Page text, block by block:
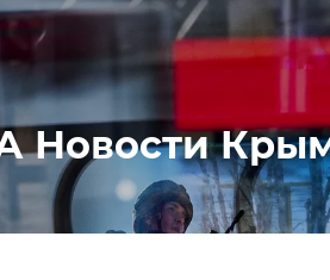
Новости